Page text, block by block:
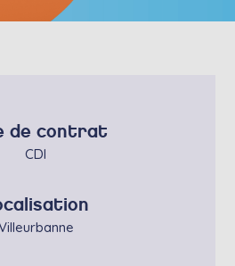
de contrat
CDI